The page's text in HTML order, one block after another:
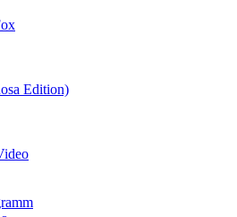
Edition)